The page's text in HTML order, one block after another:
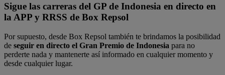
Sigue las carreras del GP de Indonesia en directo en
la APP y RRSS de Box Repsol
Por supuesto, desde Box Repsol también te brindamos la posibilidad
de seguir en directo el Gran Premio de Indonesia para no
perderte nada y mantenerte así informado en cualquier momento y
desde cualquier lugar.